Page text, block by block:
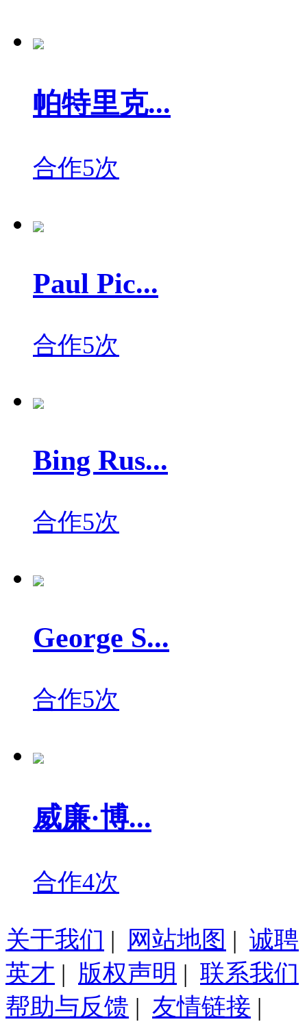
帕特里克...
合作5次
Paul Pic...
合作5次
Bing Rus...
合作5次
George S...
合作5次
威廉·博...
合作4次
关于我们 | 网站地图 | 诚聘
英才 | 版权声明 | 联系我们
帮助与反馈 | 友情链接 |